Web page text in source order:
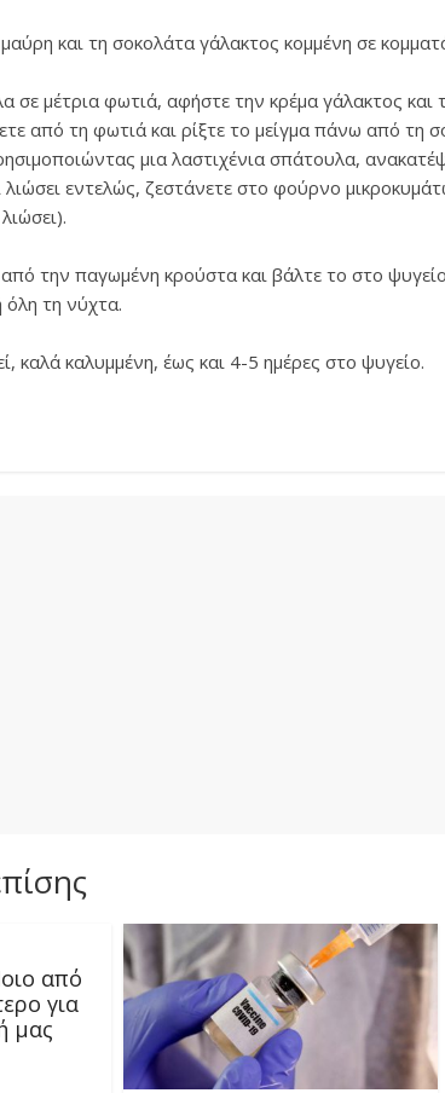
και τη σοκολάτα γάλακτος κομμένη σε
σε μέτρια φωτιά, αφήστε την κρέμα γάλακτος
από τη φωτιά και ρίξτε το μείγμα πάνω από τη
μια λαστιχένια σπάτουλα,
λιώσει εντελώς, ζεστάνετε στο φούρνο
την παγωμένη κρούστα και βάλτε το στο
τη νύχτα.
καλά καλυμμένη, έως και 4-5 ημέρες στο ψυγείο.
από
για
μας